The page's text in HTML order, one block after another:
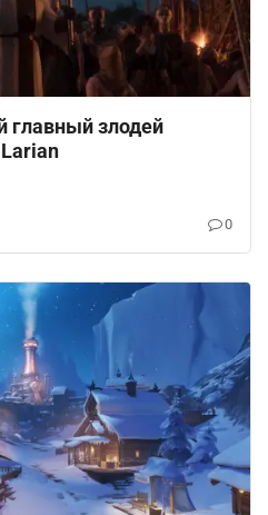
злодей
0